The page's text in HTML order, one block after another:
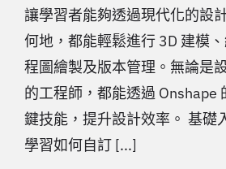
讓學習者能夠透過現代化的設
何地，都能輕鬆進行 3D 建模
程圖繪製及版本管理。無論是
的工程師，都能透過 Onshape
鍵技能，提升設計效率。 基礎
學習如何自訂 [...]